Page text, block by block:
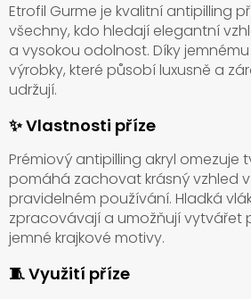
Etrofil Gurme je kvalitní antipilling
všechny, kdo hledají elegantní
a vysokou odolnost. Díky
výrobky, které působí luxusně a
udržují.
✨ Vlastnosti příze
Prémiový antipilling akryl omezuje
pomáhá zachovat krásný vzhled
pravidelném používání. Hladká
zpracovávají a umožňují vytvářet
jemné krajkové motivy.
🧵 Využití příze